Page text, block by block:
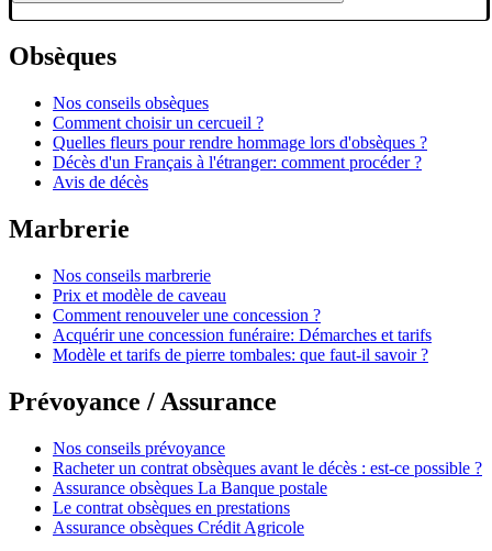
Obsèques
Nos conseils obsèques
Comment choisir un cercueil ?
Quelles fleurs pour rendre hommage lors d'obsèques ?
Décès d'un Français à l'étranger: comment procéder ?
Avis de décès
Marbrerie
Nos conseils marbrerie
Prix et modèle de caveau
Comment renouveler une concession ?
Acquérir une concession funéraire: Démarches et tarifs
Modèle et tarifs de pierre tombales: que faut-il savoir ?
Prévoyance / Assurance
Nos conseils prévoyance
Racheter un contrat obsèques avant le décès : est-ce possible ?
Assurance obsèques La Banque postale
Le contrat obsèques en prestations
Assurance obsèques Crédit Agricole